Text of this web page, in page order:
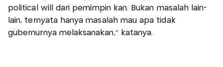
political will dari pemimpin kan. Bukan masalah lain-
lain, ternyata hanya masalah mau apa tidak
gubernurnya melaksanakan," katanya.